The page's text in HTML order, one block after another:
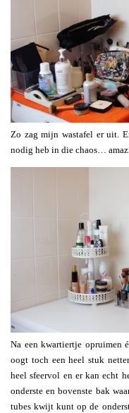
Zo zag mijn wastafel er uit.
nodig heb in die chaos…
Na een kwartiertje opruimen
oogt toch een heel stuk
heel sfeervol en er kan echt
onderste en bovenste bak
tubes kwijt kunt op de